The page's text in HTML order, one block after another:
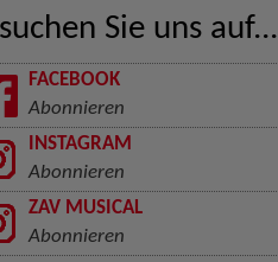
Sie uns auf...
FACEBOOK
Abonnieren
INSTAGRAM
Abonnieren
ZAV MUSICAL
Abonnieren